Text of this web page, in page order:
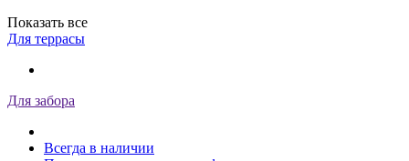
Показать все
Для террасы
Для забора
Всегда в наличии